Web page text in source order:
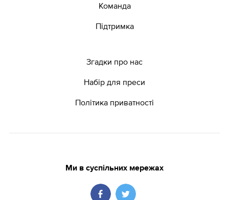
Команда
Підтримка
Згадки про нас
Набір для преси
Політика приватності
Ми в суспільних мережах